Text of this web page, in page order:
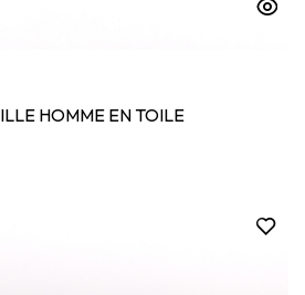
HOMME EN TOILE